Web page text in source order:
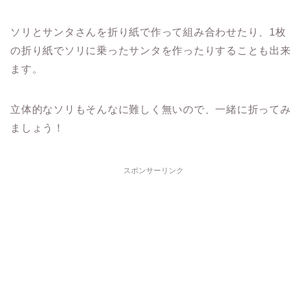
ソリとサンタさんを折り紙で作って組み合わせたり、1枚
の折り紙でソリに乗ったサンタを作ったりすることも出来
ます。
立体的なソリもそんなに難しく無いので、一緒に折ってみ
ましょう！
スポンサーリンク